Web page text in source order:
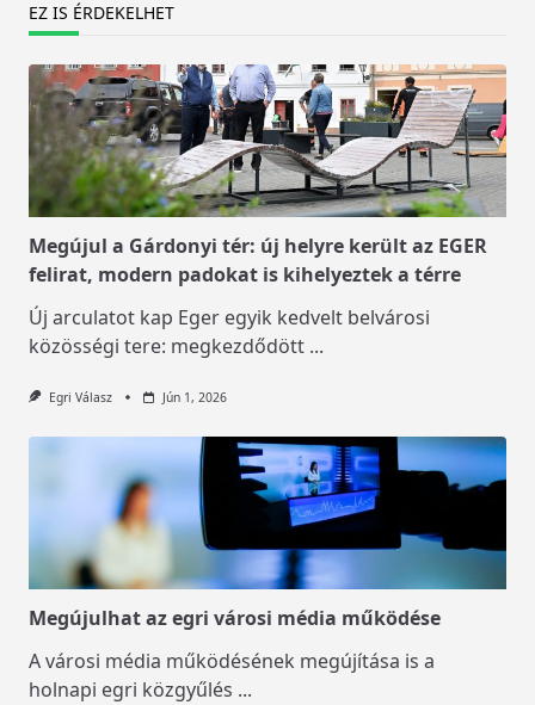
EZ IS ÉRDEKELHET
Megújul a Gárdonyi tér: új helyre került az EGER
felirat, modern padokat is kihelyeztek a térre
Új arculatot kap Eger egyik kedvelt belvárosi
közösségi tere: megkezdődött ...
Egri Válasz Jún 1, 2026
Megújulhat az egri városi média működése
A városi média működésének megújítása is a
holnapi egri közgyűlés ...